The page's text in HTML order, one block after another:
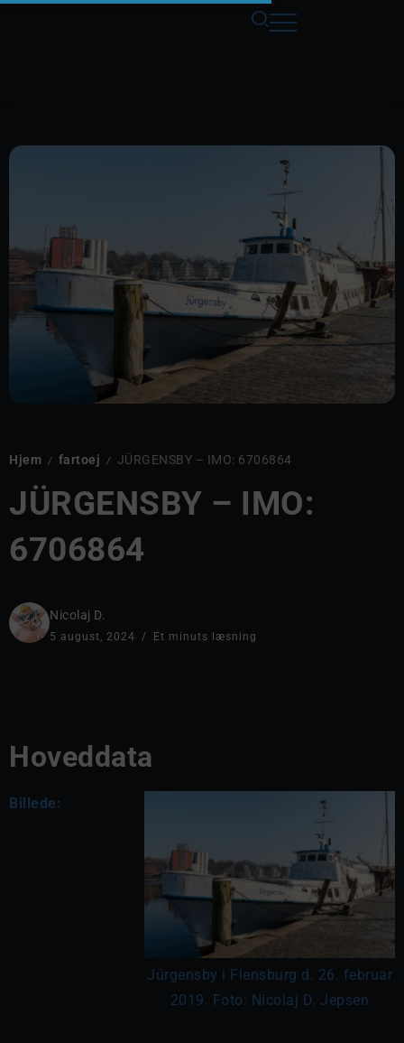
Hjem / fartoej / JÜRGENSBY – IMO: 6706864
JÜRGENSBY – IMO:
6706864
Nicolaj D.
5 august, 2024 Et minuts læsning
Hoveddata
Billede:
Jürgensby i Flensburg d. 26. februar
2019. Foto: Nicolaj D. Jepsen